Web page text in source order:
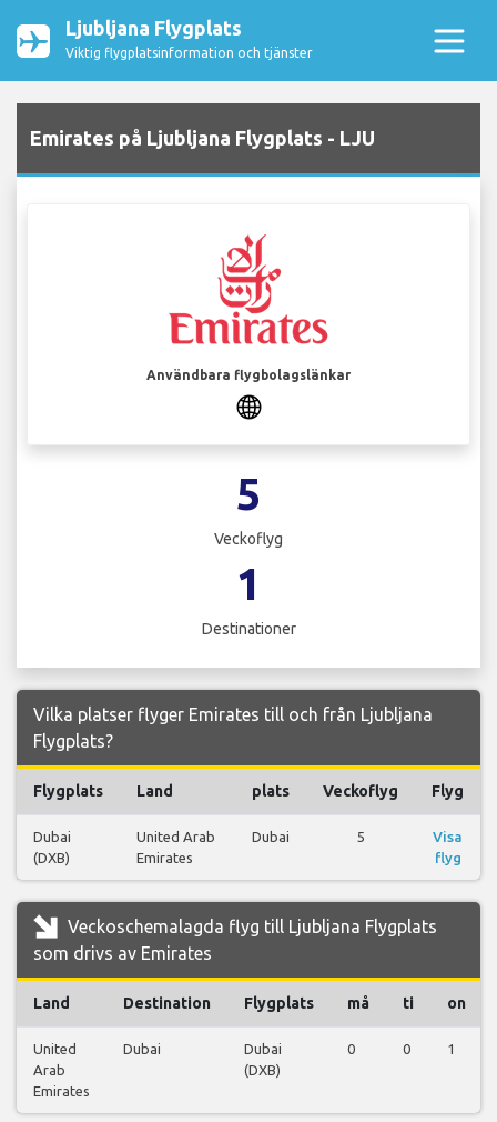
Ljubljana Flygplats
Viktig flygplatsinformation och tjänster
Emirates på Ljubljana Flygplats - LJU
Användbara flygbolagslänkar
5
Veckoflyg
1
Destinationer
Vilka platser flyger Emirates till och från Ljubljana
Flygplats?
Flygplats Land plats Veckoflyg Flyg
Dubai
(DXB)
United Arab
Emirates
Dubai 5
Visa
flyg
Veckoschemalagda flyg till Ljubljana Flygplats
som drivs av Emirates
Land Destination Flygplats må ti on
United
Arab
Emirates
Dubai
Dubai
(DXB)
0 0 1